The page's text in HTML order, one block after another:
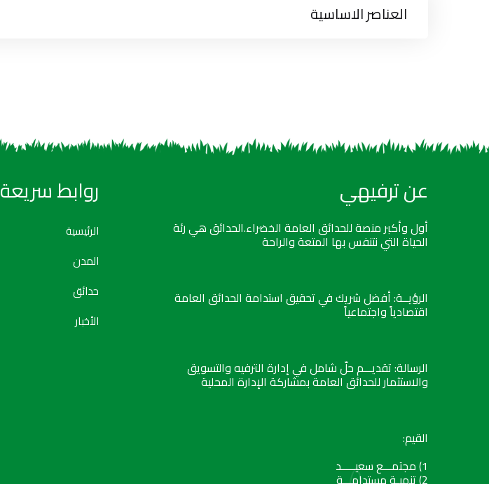
العناصر الاساسية
عن ترفيهي
أول وأكبر منصة للحدائق العامة الخضراء.الحدائق هي رئة
الحياة التي نتنفس بها المتعة والراحة
الرؤيــة: أفضل شريك في تحقيق استدامة الحدائق العامة
اقتصادياً واجتماعياً
الرسالة: تقديـــم حلّ شامل في إدارة الترفيه والتسويق
والاستثمار للحدائق العامة بمشاركة الإدارة المحلية
القيم:
1) مجتمـــع سعيـــــد
روابط سريعة
الرئيسية
المدن
حدائق
الأخبار